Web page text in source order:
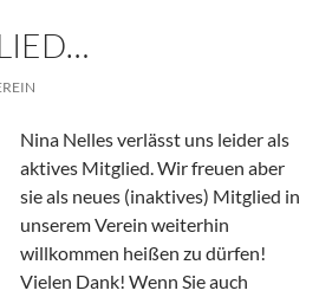
Nina Nelles verlässt uns leider als
aktives Mitglied. Wir freuen aber
sie als neues (inaktives) Mitglied in
unserem Verein weiterhin
willkommen heißen zu dürfen!
Vielen Dank! Wenn Sie auch